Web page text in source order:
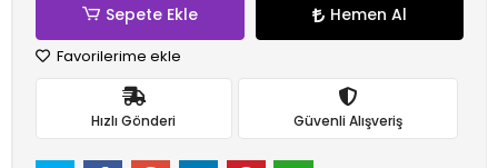
Sepete Ekle Hemen Al
Favorilerime ekle
Hızlı Gönderi Güvenli Alışveriş